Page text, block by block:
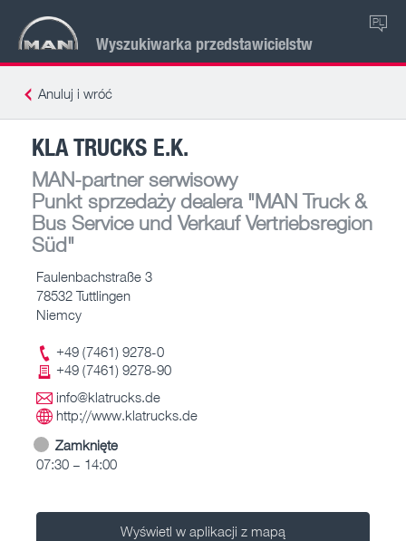
Wyszukiwarka przedstawicielstw
PL
Anuluj i wróć
KLA TRUCKS E.K.
MAN-partner serwisowy
Punkt sprzedaży dealera"MAN Truck &
Bus Service und Verkauf Vertriebsregion
Süd"
Faulenbachstraße 3
78532 Tuttlingen
Niemcy
+49 (7461) 9278-0
+49 (7461) 9278-90
info@klatrucks.de
http://www.klatrucks.de
Zamknięte
07:30 – 14:00
Wyświetl w aplikacji z mapą